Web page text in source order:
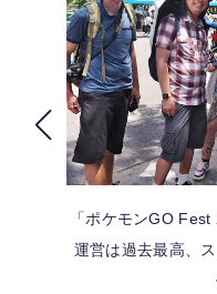
「ポケモンGO
運営は過去最高、